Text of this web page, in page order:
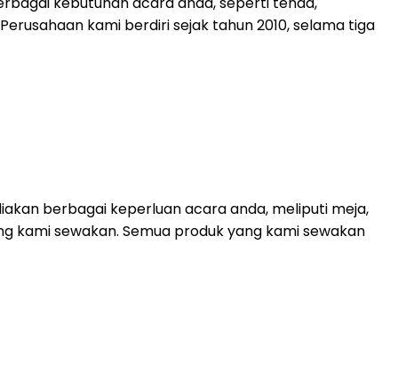
kami berdiri sejak tahun 2010, selama tiga
berbagai keperluan acara anda, meliputi meja,
kami sewakan. Semua produk yang kami sewakan